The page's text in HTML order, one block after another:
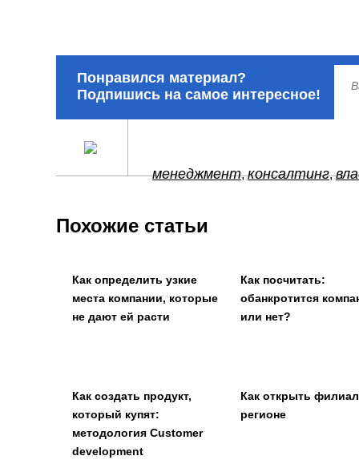
Понравился материал?
Подпишись на самое интересное!
менеджмент,консалтинг,
Похожие статьи
Как определить узкие
места компании, которые
не дают ей расти
Как посчитать:
обанкротится
или нет?
Как создать продукт,
который купят:
методология Customer
development
Как открыть
регионе